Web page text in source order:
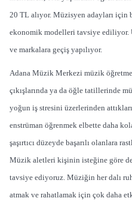
20 TL alıyor. Müzisyen adayları için
ekonomik modelleri tavsiye ediliyor.
ve markalara geçiş yapılıyor.
Adana Müzik Merkezi müzik
çıkışlarında ya da öğle tatillerinde
yoğun iş stresini üzerlerinden
enstrüman öğrenmek elbette daha
şaşırtıcı düzeyde başarılı olanlara
Müzik aletleri kişinin isteğine göre
tavsiye ediyoruz. Müziğin her dalı
atmak ve rahatlamak için çok daha